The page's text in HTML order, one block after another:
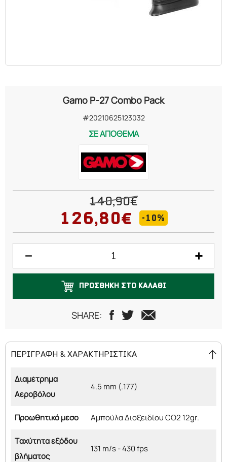
Gamo P-27 Combo Pack
#20210625123032
ΣΕ ΑΠΟΘΕΜΑ
140,90€
126,80€ -10%
ΠΡΟΣΘΗΚΗ ΣΤΟ ΚΑΛΑΘΙ
SHARE:
ΠΕΡΙΓΡΑΦΗ & ΧΑΡΑΚΤΗΡΙΣΤΙΚΑ
Διαμέτρημα
Αεροβόλου
4.5 mm (.177)
Προωθητικό μέσο Αμπούλα Διοξειδίου CO2 12gr.
Ταχύτητα εξόδου
βλήματος
131 m/s - 430 fps